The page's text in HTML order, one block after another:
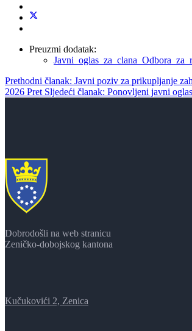
Preuzmi dodatak:
Prethodni članak: Javni poziv za prikupljanje
2026 Pret Sljedeći članak: Ponovljeni javni
Dobrodošli na web stranicu
Zeničko-dobojskog kantona
Kučukovići 2, Zenica